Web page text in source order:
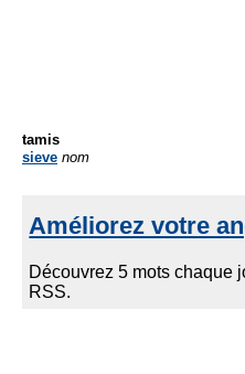
tamis
sieve nom